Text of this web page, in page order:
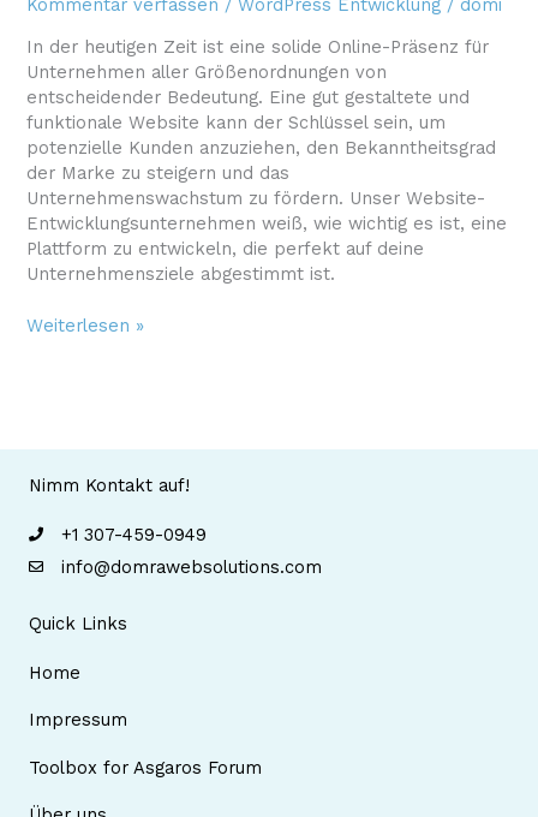
Kommentar verfassen /WordPress Entwicklung / domi
In der heutigen Zeit ist eine solide Online-Präsenz für
Unternehmen aller Größenordnungen von
entscheidender Bedeutung. Eine gut gestaltete und
funktionale Website kann der Schlüssel sein, um
potenzielle Kunden anzuziehen, den Bekanntheitsgrad
der Marke zu steigern und das
Unternehmenswachstum zu fördern. Unser Website-
Entwicklungsunternehmen weiß, wie wichtig es ist, eine
Plattform zu entwickeln, die perfekt auf deine
Unternehmensziele abgestimmt ist.
Verbessere
einer
maßgeschneiderten
Website
Weiterlesen »
Nimm Kontakt auf!
+1 307-459-0949
info@domrawebsolutions.com
Quick Links
Home
Impressum
Toolbox for Asgaros Forum